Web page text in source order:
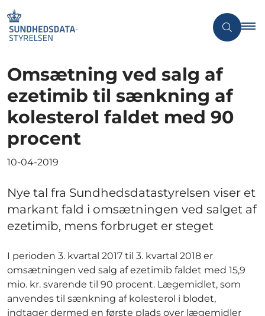
Omsætning ved salg af
ezetimib til sænkning af
kolesterol faldet med 90
procent
10-04-2019
Nye tal fra Sundhedsdatastyrelsen viser et
markant fald i omsætningen ved salget af
ezetimib, mens forbruget er steget
I perioden 3. kvartal 2017 til 3. kvartal 2018 er
omsætningen ved salg af ezetimib faldet med 15,9
mio. kr. svarende til 90 procent. Lægemidlet, som
anvendes til sænkning af kolesterol i blodet,
indtager dermed en første plads over lægemidler